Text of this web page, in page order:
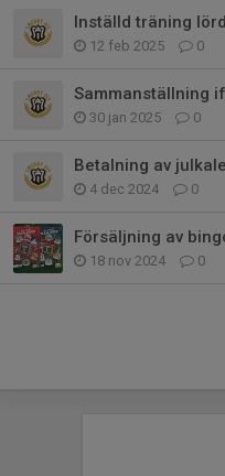
Inställd träning
12 feb 2025 0
Sammanställning
30 jan 2025 0
Betalning av
4 dec 2024 0
Försäljning av
18 nov 2024 0